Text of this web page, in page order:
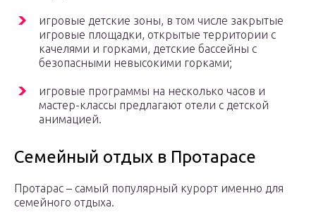
игровые детские зоны, в том числе закрытые
игровые площадки, открытые территории с
качелями и горками, детские бассейны с
безопасными невысокими горками;
игровые программы на несколько часов и
мастер-классы предлагают отели с детской
анимацией.
Семейный отдых в Протарасе
Протарас – самый популярный курорт именно для
семейного отдыха.